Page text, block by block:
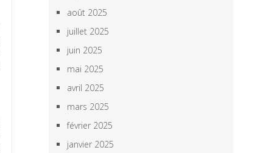
août 2025
juillet 2025
juin 2025
mai 2025
avril 2025
mars 2025
février 2025
janvier 2025